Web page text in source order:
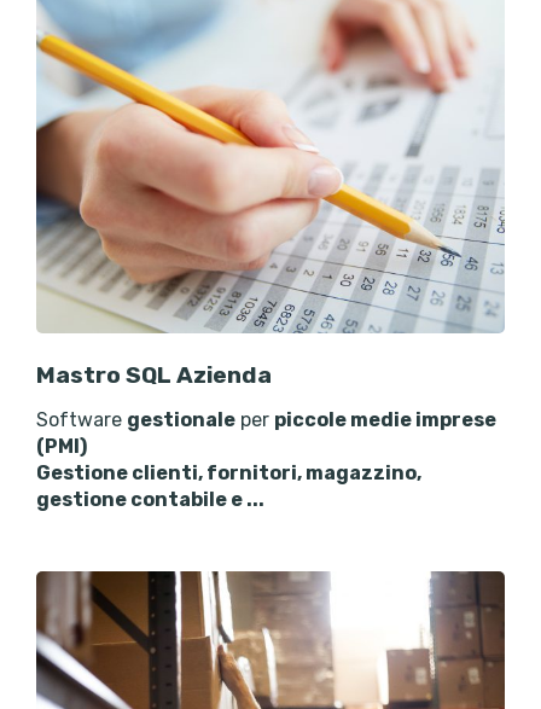
Mastro SQL Azienda
Software gestionale per piccole medie imprese
(PMI)
Gestione clienti, fornitori, magazzino,
gestione contabile e ...